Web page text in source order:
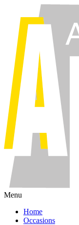
Menu
Home
Occasions